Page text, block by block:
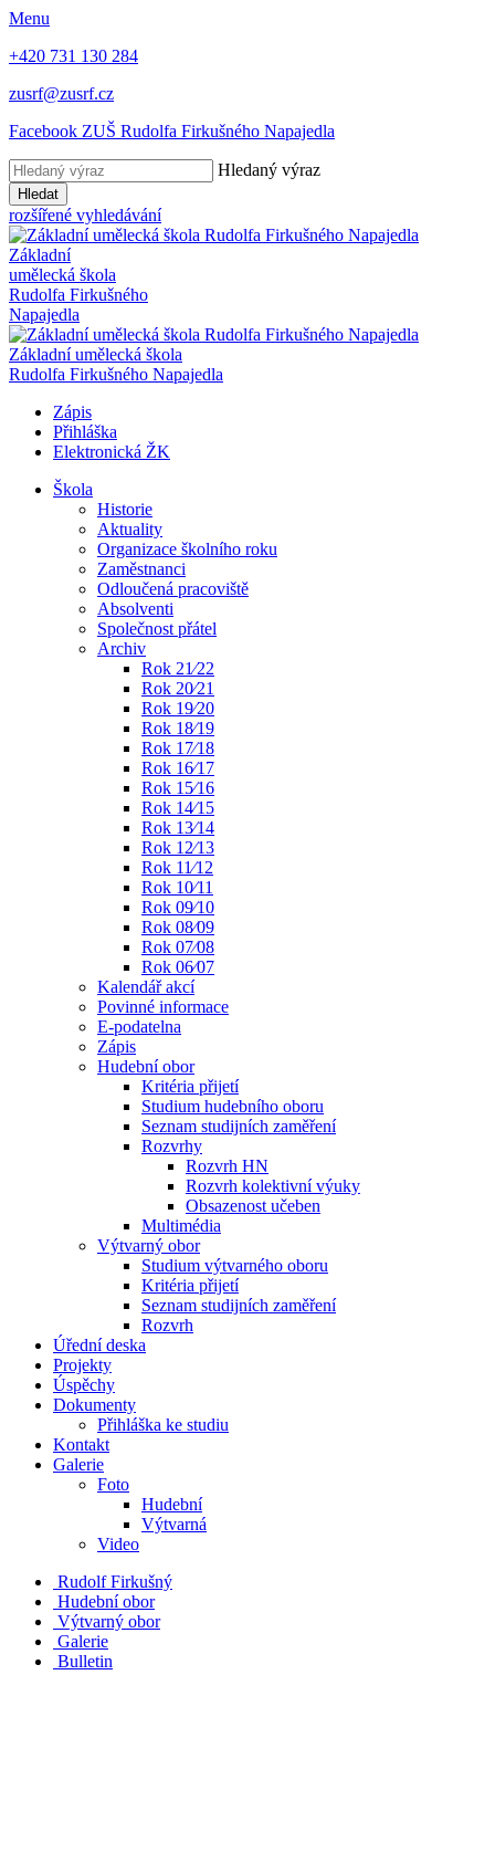
Menu
+420 731 130 284
zusrf@zusrf.cz
Facebook ZUŠ Rudolfa Firkušného Napajedla
Hledaný výraz
Hledat
rozšířené vyhledávání
Základní
umělecká škola
Rudolfa Firkušného
Napajedla
Základní umělecká škola
Rudolfa Firkušného Napajedla
Zápis
Přihláška
Elektronická ŽK
Škola
Historie
Aktuality
Organizace školního roku
Zaměstnanci
Odloučená pracoviště
Absolventi
Společnost přátel
Archiv
Rok 21⁄22
Rok 20⁄21
Rok 19⁄20
Rok 18⁄19
Rok 17⁄18
Rok 16⁄17
Rok 15⁄16
Rok 14⁄15
Rok 13⁄14
Rok 12⁄13
Rok 11⁄12
Rok 10⁄11
Rok 09⁄10
Rok 08⁄09
Rok 07⁄08
Rok 06⁄07
Kalendář akcí
Povinné informace
E-podatelna
Zápis
Hudební obor
Kritéria přijetí
Studium hudebního oboru
Seznam studijních zaměření
Rozvrhy
Rozvrh HN
Rozvrh kolektivní výuky
Obsazenost učeben
Multimédia
Výtvarný obor
Studium výtvarného oboru
Kritéria přijetí
Seznam studijních zaměření
Rozvrh
Úřední deska
Projekty
Úspěchy
Dokumenty
Přihláška ke studiu
Kontakt
Galerie
Foto
Hudební
Výtvarná
Video
Rudolf Firkušný
Hudební obor
Výtvarný obor
Galerie
Bulletin